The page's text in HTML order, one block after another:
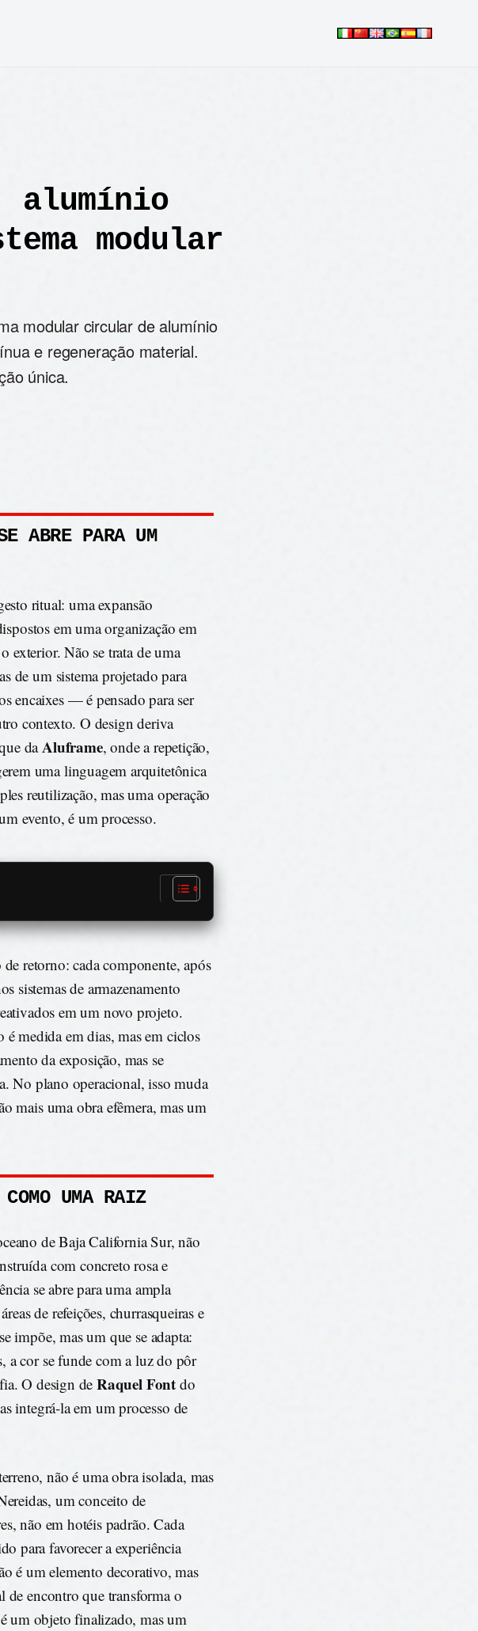
alumínio
modular
modular circular de alumínio
e regeneração material.
única.
ABRE PARA UM
ritual: uma expansão
em uma organização em
exterior. Não se trata de uma
de um sistema projetado para
encaixes — é pensado para ser
contexto. O design deriva
daAluframe, onde a repetição,
uma linguagem arquitetônica
reutilização, mas uma operação
evento, é um processo.
retorno: cada componente, após
sistemas de armazenamento
em um novo projeto.
medida em dias, mas em ciclos
da exposição, mas se
No plano operacional, isso muda
mais uma obra efêmera, mas um
UMA RAIZ
de Baja California Sur, não
com concreto rosa e
se abre para uma ampla
de refeições, churrasqueiras e
impõe, mas um que se adapta:
a cor se funde com a luz do pôr
O design deRaquel Fontdo
integrá-la em um processo de
não é uma obra isolada, mas
um conceito de
não em hotéis padrão. Cada
para favorecer a experiência
é um elemento decorativo, mas
de encontro que transforma o
um objeto finalizado, mas um